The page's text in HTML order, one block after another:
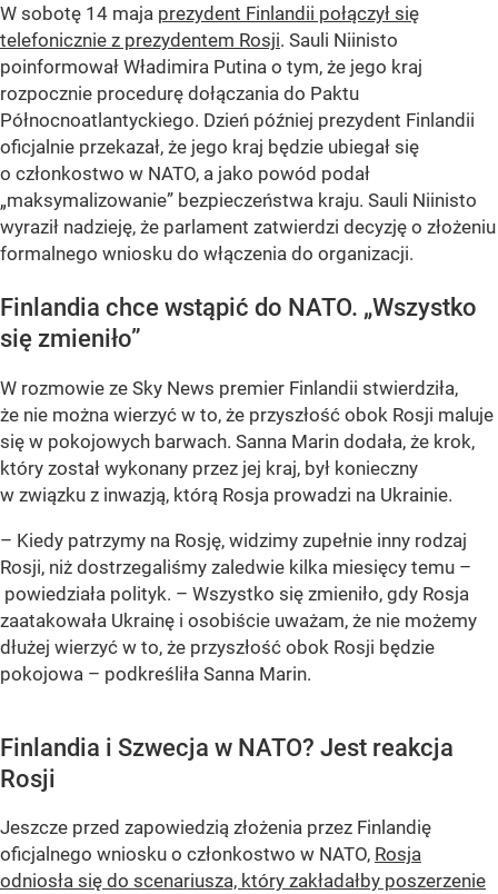
W sobotę 14 maja prezydent Finlandii połączył się
telefonicznie z prezydentem Rosji. Sauli Niinisto
poinformował Władimira Putina o tym, że jego kraj
rozpocznie procedurę dołączania do Paktu
Północnoatlantyckiego. Dzień później prezydent Finlandii
oficjalnie przekazał, że jego kraj będzie ubiegał się
o członkostwo w NATO, a jako powód podał
„maksymalizowanie” bezpieczeństwa kraju. Sauli Niinisto
wyraził nadzieję, że parlament zatwierdzi decyzję o złożeniu
formalnego wniosku do włączenia do organizacji.
Finlandia chce wstąpić do NATO. „Wszystko
się zmieniło”
W rozmowie ze Sky News premier Finlandii stwierdziła,
że nie można wierzyć w to, że przyszłość obok Rosji maluje
się w pokojowych barwach. Sanna Marin dodała, że krok,
który został wykonany przez jej kraj, był konieczny
w związku z inwazją, którą Rosja prowadzi na Ukrainie.
– Kiedy patrzymy na Rosję, widzimy zupełnie inny rodzaj
Rosji, niż dostrzegaliśmy zaledwie kilka miesięcy temu –
powiedziała polityk. – Wszystko się zmieniło, gdy Rosja
zaatakowała Ukrainę i osobiście uważam, że nie możemy
dłużej wierzyć w to, że przyszłość obok Rosji będzie
pokojowa – podkreśliła Sanna Marin.
Finlandia i Szwecja w NATO? Jest reakcja
Rosji
Jeszcze przed zapowiedzią złożenia przez Finlandię
oficjalnego wniosku o członkostwo w NATO, Rosja
odniosła się do scenariusza, który zakładałby poszerzenie